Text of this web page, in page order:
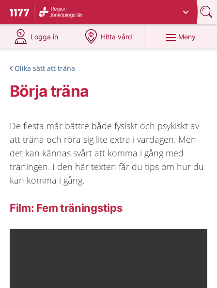
Till startsidan för 1177
Du har valt region
Logga in
på 1177.se
Hitta vård
på 1177.se
Meny
Olika sätt att träna
Börja träna
De flesta mår bättre både fysiskt och psykiskt av
att träna och röra sig lite extra i vardagen. Men
det kan kännas svårt att komma i gång med
träningen. I den här texten får du tips om hur du
kan komma i gång.
Film: Fem träningstips